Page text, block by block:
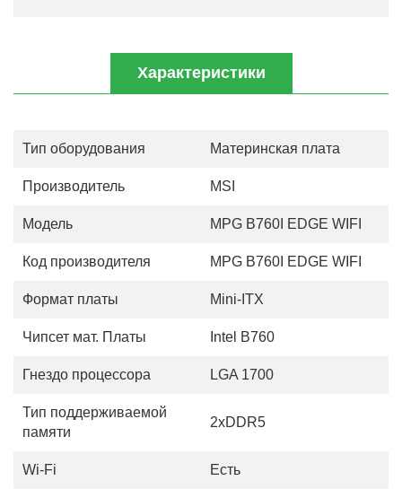
Характеристики
Тип оборудования Материнская плата
Производитель MSI
Модель MPG B760I EDGE WIFI
Код производителя MPG B760I EDGE WIFI
Формат платы Mini-ITX
Чипсет мат. Платы Intel B760
Гнездо процессора LGA 1700
Тип поддерживаемой
памяти
2xDDR5
Wi-Fi Есть